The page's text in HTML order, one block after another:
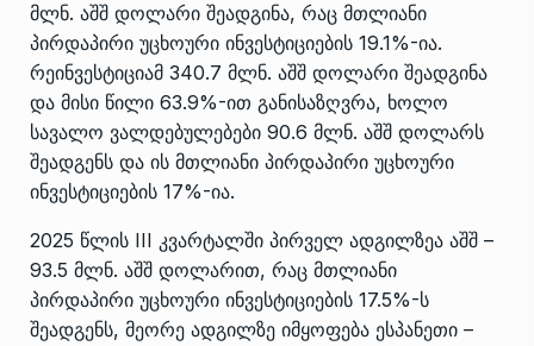
მლნ. აშშ დოლარი შეადგინა, რაც მთლიანი
პირდაპირი უცხოური ინვესტიციების 19.1%-ია.
რეინვესტიციამ 340.7 მლნ. აშშ დოლარი შეადგინა
და მისი წილი 63.9%-ით განისაზღვრა, ხოლო
სავალო ვალდებულებები 90.6 მლნ. აშშ დოლარს
შეადგენს და ის მთლიანი პირდაპირი უცხოური
ინვესტიციების 17%-ია.
2025 წლის III კვარტალში პირველ ადგილზეა აშშ –
93.5 მლნ. აშშ დოლარით, რაც მთლიანი
პირდაპირი უცხოური ინვესტიციების 17.5%-ს
შეადგენს, მეორე ადგილზე იმყოფება ესპანეთი –